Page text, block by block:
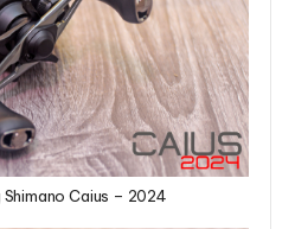
Caius – 2024